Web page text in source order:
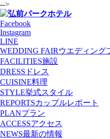
-->
Facebook
Instagram
LINE
WEDDING FAIR ウエディング
FACILITIES施設
DRESS ドレス
CUISINE料理
STYLE挙式スタイル
REPORTSカップルレポート
PLANプラン
ACCESSアクセス
NEWS最新の情報